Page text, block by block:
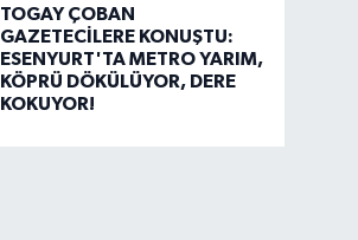
TOGAY ÇOBAN
GAZETECİLERE KONUŞTU:
ESENYURT'TA METRO YARIM,
KÖPRÜ DÖKÜLÜYOR, DERE
KOKUYOR!